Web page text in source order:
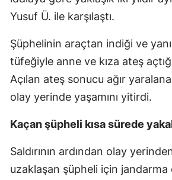
Yusuf Ü. ile karşılaştı.
Şüphelinin araçtan indiği ve
tüfeğiyle anne ve kıza ateş
Açılan ateş sonucu ağır
olay yerinde yaşamını yitirdi.
Kaçan şüpheli kısa sürede
Saldırının ardından olay
uzaklaşan şüpheli için jandarma